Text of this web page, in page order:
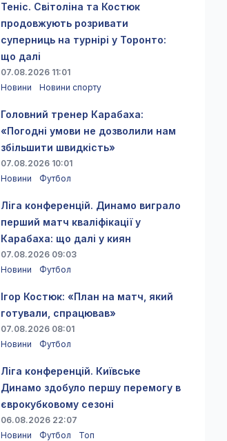
Теніс. Світоліна та Костюк
продовжують розривати
суперниць на турнірі у Торонто:
що далі
07.08.2026 11:01
Новини
Новини спорту
Головний тренер Карабаха:
«Погодні умови не дозволили нам
збільшити швидкість»
07.08.2026 10:01
Новини
Футбол
Ліга конференцій. Динамо виграло
перший матч кваліфікації у
Карабаха: що далі у киян
07.08.2026 09:03
Новини
Футбол
Ігор Костюк: «План на матч, який
готували, спрацював»
07.08.2026 08:01
Новини
Футбол
Ліга конференцій. Київське
Динамо здобуло першу перемогу в
єврокубковому сезоні
06.08.2026 22:07
Новини
Футбол Топ